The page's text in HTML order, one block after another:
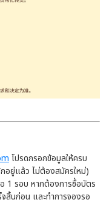
โปรดกรอกข้อมูลให้ครบ
อยู่แล้ว ไม่ต้องสมัครใหม่)
1 รอบ หากต้องการซื้อบัตร
จสิ้นก่อน และทำการจองรอ